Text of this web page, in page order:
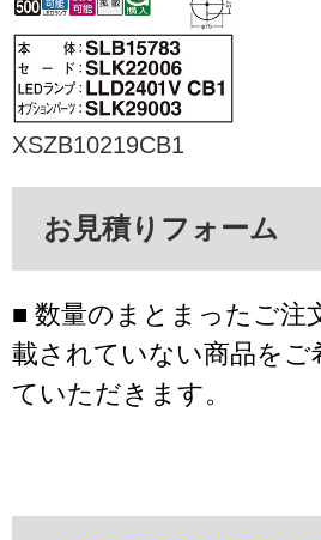
XSZB10219CB1
お見積りフォーム
■ 数量のまとまったご注
載されていない商品を
ていただきます。